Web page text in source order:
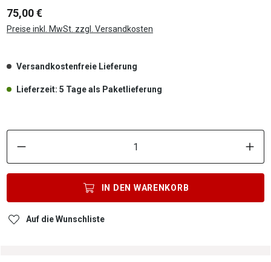
75,00 €
Preise inkl. MwSt. zzgl. Versandkosten
Versandkostenfreie Lieferung
Lieferzeit: 5 Tage als Paketlieferung
IN DEN WARENKORB
Auf die Wunschliste